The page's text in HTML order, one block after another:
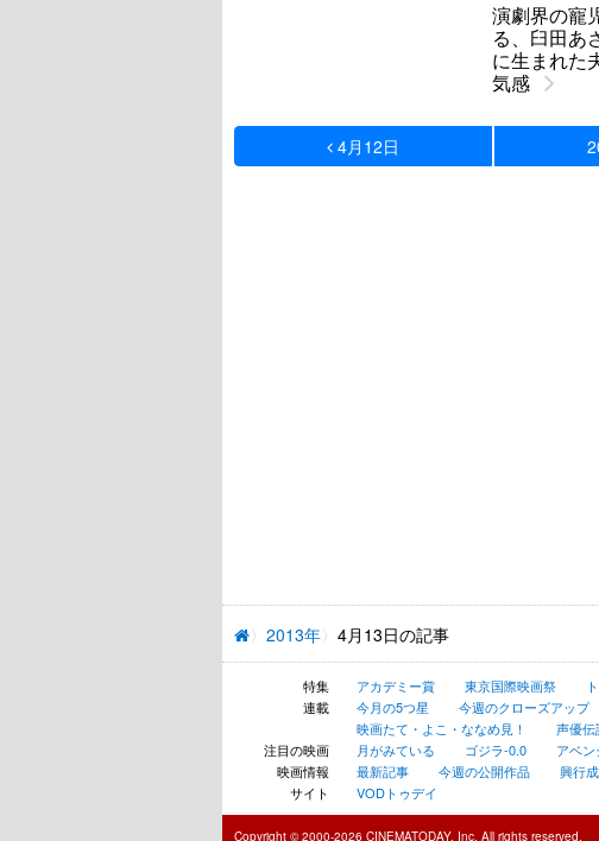
演劇界の寵
る、臼田あ
に生まれた
気感
4月12日
2013年 4月13日の記事
特集 アカデミー賞 東京国際映画祭
連載
今月の5つ星 今週のクローズアップ
映画たて・よこ・ななめ見！
声優伝
注目の映画
月がみている ゴジラ-0.0 アベ
映画情報
最新記事 今週の公開作品 興行
サイト
VODトゥデイ
Copyright © 2000-2026 CINEMATODAY, Inc. All rights reserved.